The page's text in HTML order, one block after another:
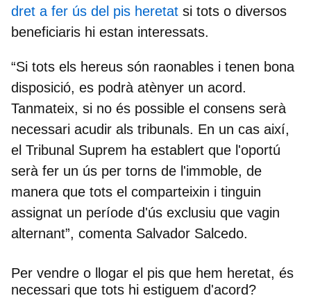
dret a fer ús del pis heretat si tots o diversos
beneficiaris hi estan interessats.
“Si tots els hereus són raonables i tenen bona
disposició, es podrà atènyer un acord.
Tanmateix, si no és possible el consens serà
necessari acudir als tribunals. En un cas així,
el Tribunal Suprem ha establert que l'oportú
serà fer un ús per torns de l'immoble, de
manera que tots el comparteixin i tinguin
assignat un període d'ús exclusiu que vagin
alternant”, comenta Salvador Salcedo.
Per vendre o llogar el pis que hem heretat, és
necessari que tots hi estiguem d'acord?